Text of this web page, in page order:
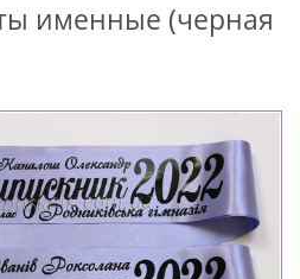
именные (черная